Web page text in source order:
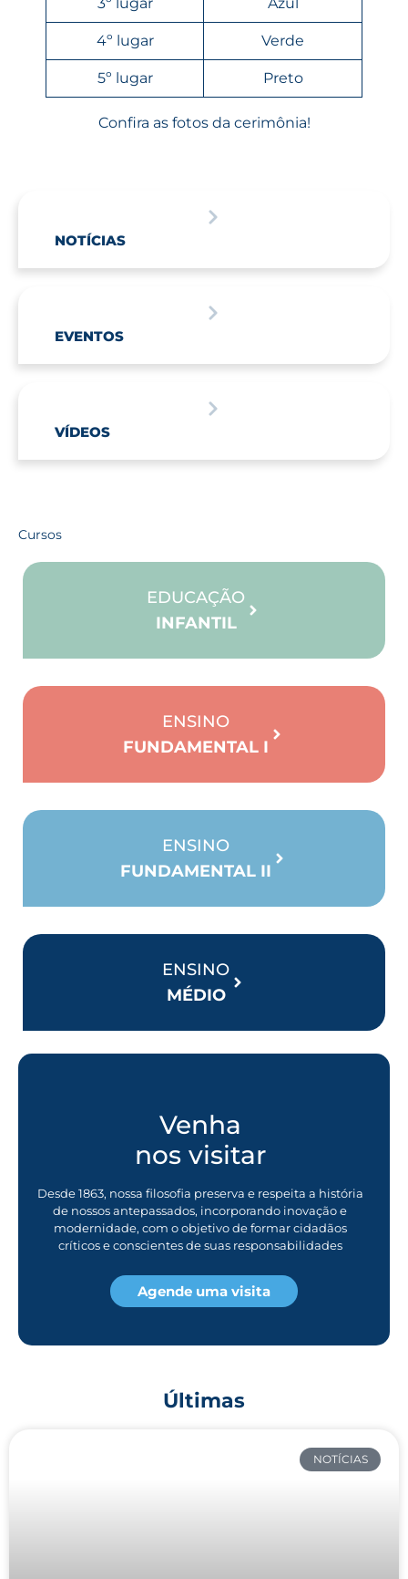
4º lugar Verde
5º lugar Preto
Confira as fotos da cerimônia!
NOTÍCIAS
EVENTOS
VÍDEOS
Cursos
EDUCAÇÃO
INFANTIL
ENSINO
FUNDAMENTAL I
ENSINO
FUNDAMENTAL II
ENSINO
MÉDIO
Venha
nos visitar
Desde 1863, nossa filosofia preserva e respeita a história
de nossos antepassados, incorporando inovação e
modernidade, com o objetivo de formar cidadãos
críticos e conscientes de suas responsabilidades
Agende uma visita
Últimas
NOTÍCIAS